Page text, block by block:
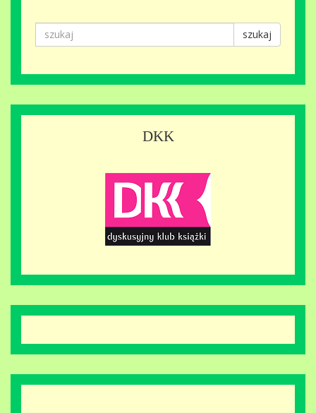
szukaj
DKK